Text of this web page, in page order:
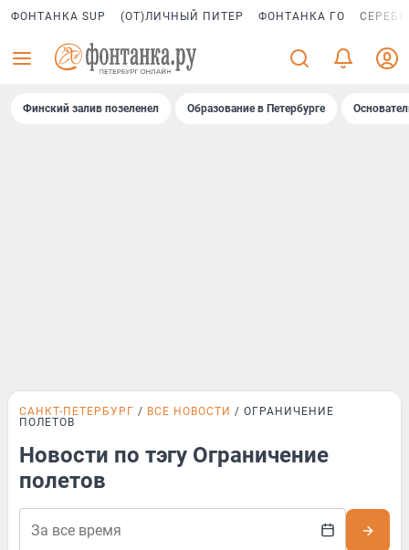
ФОНТАНКА SUP (ОТ)ЛИЧНЫЙ ПИТЕР ФОНТАНКА ГО
Финский залив позеленел Образование в Петербурге
САНКТ-ПЕТЕРБУРГ ВСЕ НОВОСТИ
ОГРАНИЧЕНИЕ
ПОЛЕТОВ
Новости по тэгу Ограничение
полетов